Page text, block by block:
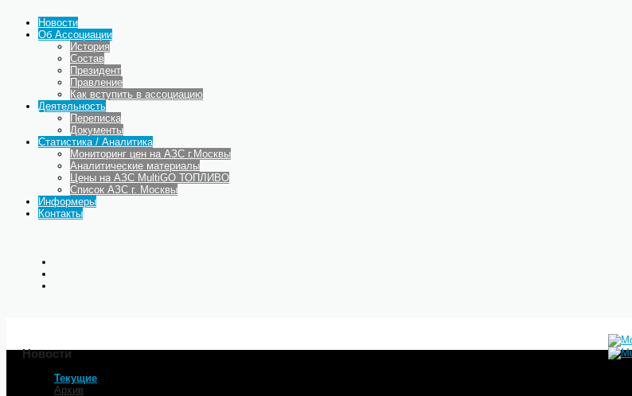
Новости
Об Ассоциации
История
Состав
Президент
Правление
Как вступить в ассоциацию
Деятельность
Переписка
Документы
Статистика / Аналитика
Мониторинг цен на АЗС г.Москвы
Аналитические материалы
Цены на АЗС MultiGO ТОПЛИВО
Список АЗС г. Москвы
Информеры
Контакты
Новости
Текущие
Архив